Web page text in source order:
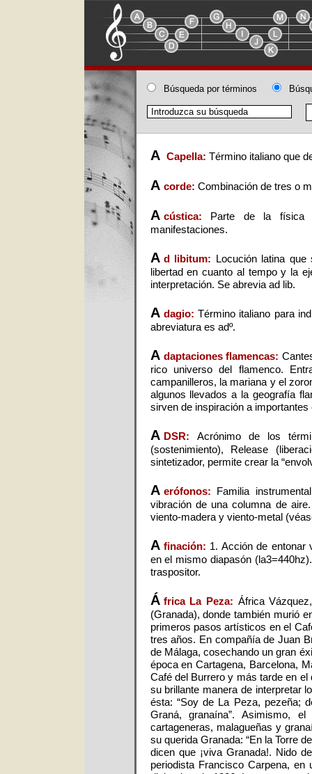
Búsqueda por términos
A Capella: Término italiano que
A corde: Combinación de tres o
A cústica: Parte de la física
manifestaciones.
A d libitum: Locución latina que
libertad en cuanto al tempo y la
interpretación. Se abrevia ad lib.
A dagio: Término italiano para
abreviatura es adº.
A daptaciones flamencas:
rico universo del flamenco.
campanilleros, la mariana y el
algunos llevados a la geografía
sirven de inspiración a
A DSR: Acrónimo de los
(sostenimiento), Release
sintetizador, permite crear la
A erófonos: Familia
vibración de una columna de
viento-madera y viento-metal
A finación: 1. Acción de entonar
en el mismo diapasón
traspositor.
Á frica La Peza: África
(Granada), donde también murió
primeros pasos artísticos en el
tres años. En compañía de Juan
de Málaga, cosechando un gran
época en Cartagena, Barcelona,
Café del Burrero y más tarde en
su brillante manera de interpretar
ésta: “Soy de La Peza, pezeña;
Graná, granaína”. Asimismo,
cartageneras, malagueñas y
su querida Granada: “En la Torre
dicen que ¡viva Granada!. Nido
periodista Francisco Carpena, en